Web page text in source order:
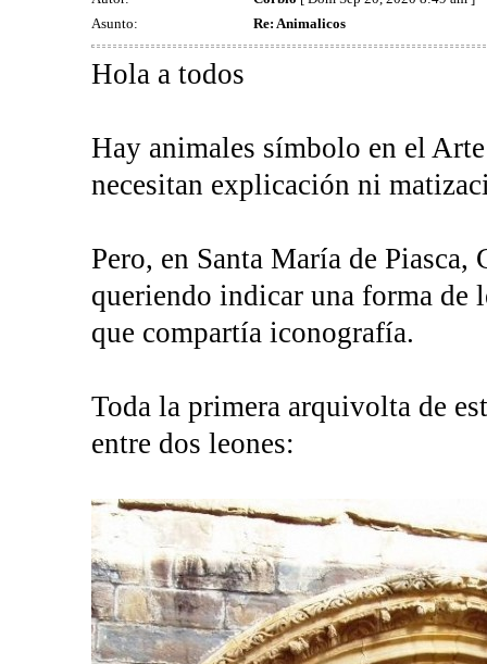
Asunto:
Re: Animalicos
Hola a todos
Hay animales símbolo en el
necesitan explicación ni
Pero, en Santa María de
queriendo indicar una forma de
que compartía iconografía.
Toda la primera arquivolta de
entre dos leones: